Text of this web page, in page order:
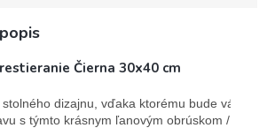
Čierna 30x40 cm
dizajnu, vďaka ktorému bude váš
s týmto krásnym ľanovým obrúskom /